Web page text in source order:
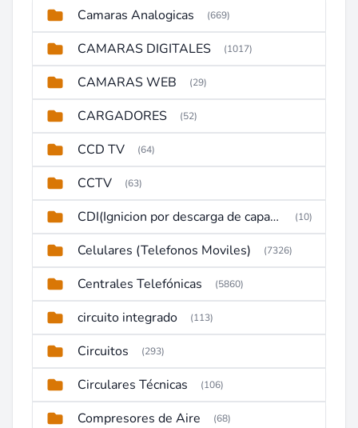
Camaras Analogicas (669)
CAMARAS DIGITALES (1017)
CAMARAS WEB (29)
CARGADORES (52)
CCD TV (64)
CCTV (63)
CDI(Ignicion por descarga de capacitor) (10)
Celulares (Telefonos Moviles) (7326)
Centrales Telefónicas (5860)
circuito integrado (113)
Circuitos (293)
Circulares Técnicas (106)
Compresores de Aire (68)